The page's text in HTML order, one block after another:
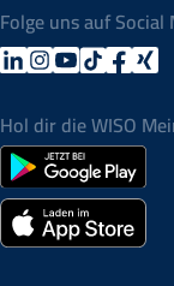
Folge uns auf Social
Hol dir die WISO